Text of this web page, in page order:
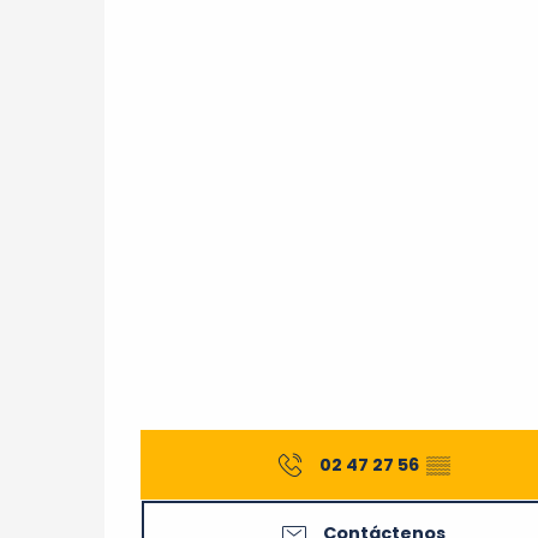
02 47 27 56 ▒▒
Contáctenos